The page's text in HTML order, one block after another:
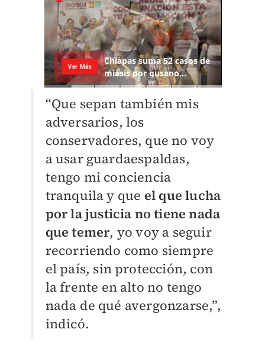
“Que sepan también mis
adversarios, los
conservadores, que no voy
a usar guardaespaldas,
tengo mi conciencia
tranquila y que el que lucha
por la justicia no tiene nada
que temer, yo voy a seguir
recorriendo como siempre
el país, sin protección, con
la frente en alto no tengo
nada de qué avergonzarse,”,
indicó.